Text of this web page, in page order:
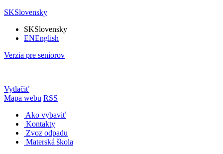
SKSlovensky
SKSlovensky
ENEnglish
Verzia pre seniorov
Vytlačiť
Mapa webu RSS
Ako vybaviť
Kontakty
Zvoz odpadu
Materská škola